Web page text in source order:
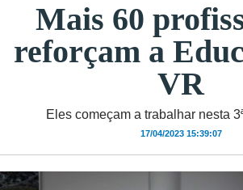
Mais 60
reforçam a
VR
Eles começam a trabalhar nesta
17/04/2023 15:39:07